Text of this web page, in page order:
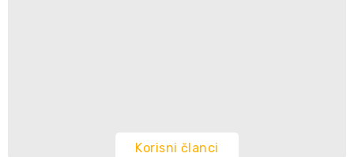
Korisni članci